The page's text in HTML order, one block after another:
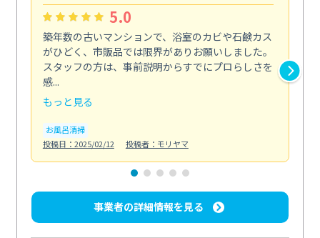
5.0
築年数の古いマンションで、浴室のカビや石鹸カス
がひどく、市販品では限界がありお願いしました。
スタッフの方は、事前説明からすでにプロらしさを
感...
もっと見る
お風呂清掃
投稿日：2025/02/12
投稿者：モリヤマ
事業者の詳細情報を見る